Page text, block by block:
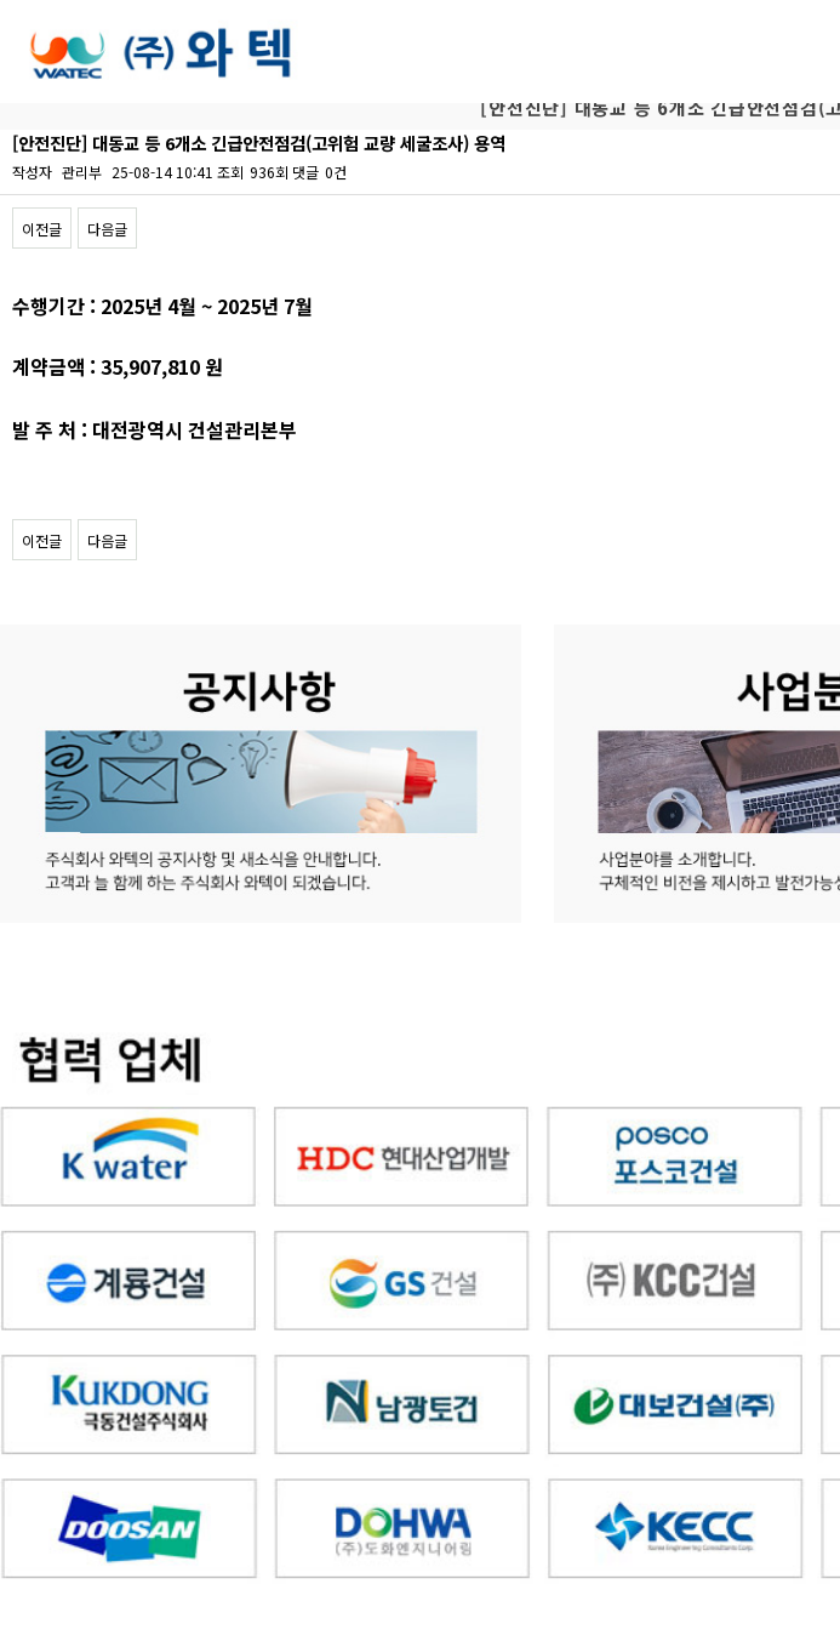
[안전진단] 대동교 등 6개소 긴급안전점검(
[안전진단] 대동교 등 6개소 긴급안전점검(고위험 교량 세굴조사) 용역
작성자 관리부 25-08-14 10:41 조회 936회 댓글 0건
이전글 다음글
수행기간 : 2025년 4월 ~ 2025년 7월
계약금액 : 35,907,810 원
발 주 처 : 대전광역시 건설관리본부
이전글 다음글